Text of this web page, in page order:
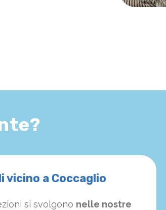
vicino a Coccaglio
si svolgono nelle nostre